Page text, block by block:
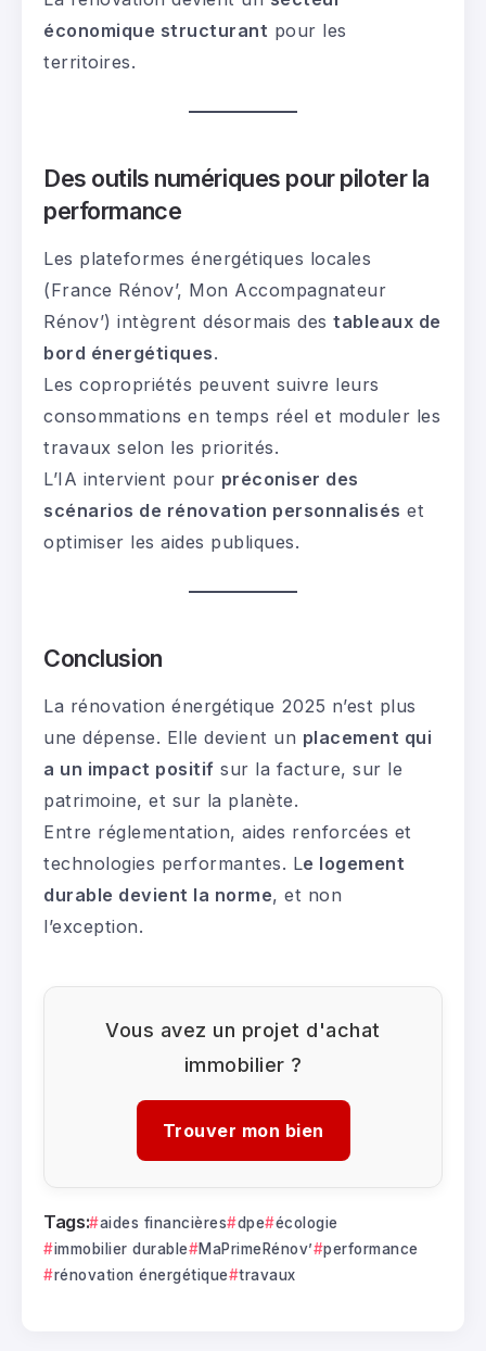
économique structurant pour les
territoires.
Des outils numériques pour piloter la
performance
Les plateformes énergétiques locales
(France Rénov’, Mon Accompagnateur
Rénov’) intègrent désormais des tableaux de
bord énergétiques.
Les copropriétés peuvent suivre leurs
consommations en temps réel et moduler les
travaux selon les priorités.
L’IA intervient pour préconiser des
scénarios de rénovation personnalisés et
optimiser les aides publiques.
Conclusion
La rénovation énergétique 2025 n’est plus
une dépense. Elle devient un placement qui
a un impact positif sur la facture, sur le
patrimoine, et sur la planète.
Entre réglementation, aides renforcées et
technologies performantes. Le logement
durable devient la norme, et non
l’exception.
Vous avez un projet d'achat
immobilier ?
Trouver mon bien
Tags: aides financières dpe
écologie
immobilier durable
MaPrimeRénov’
performance
rénovation énergétique
travaux